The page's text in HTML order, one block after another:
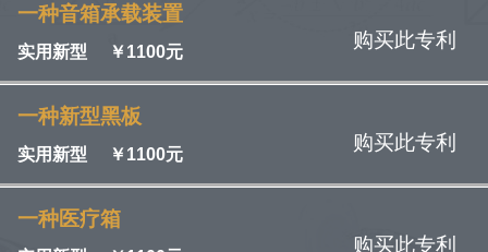
一种音箱承载装置
实用新型 ￥1100元
购买此专利
一种新型黑板
实用新型 ￥1100元
购买此专利
一种医疗箱
购买此专利